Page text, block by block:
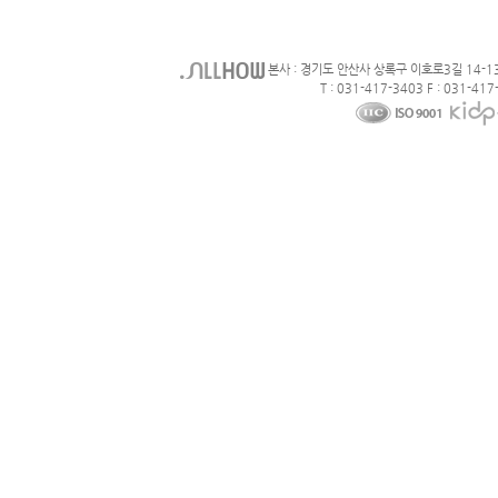
본사 : 경기도 안산사 상록구 이호로3길 14-
T : 031-417-3403 F : 031-